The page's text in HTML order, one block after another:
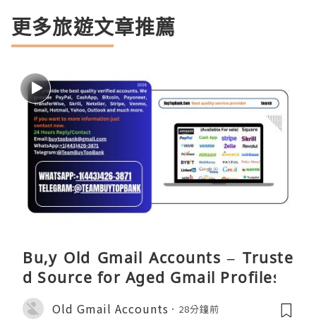
更多旅遊文章推薦
Bu,y Old Gmail Accounts – Truste
d Source for Aged Gmail Profiles
Old Gmail Accounts 28分鐘前